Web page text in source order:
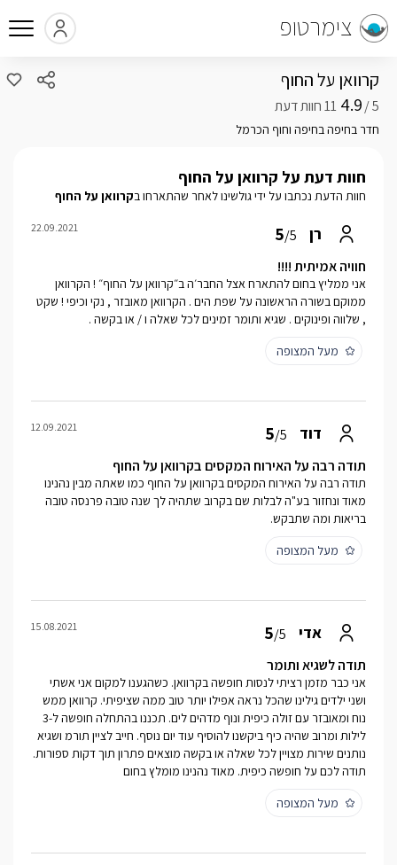
צימרטופ
קרוואן על החוף
5 /
4.9
חדר בחיפה בחיפה וחוף הכרמל
חוות דעת על קרוואן על החוף
חוות הדעת נכתבו על ידי גולשינו לאחר שהתארחו בקרוואן על החוף
רן 5/5
22.09.2021
חוויה אמיתית !!!!
אני ממליץ בחום להתארח אצל החבר׳ה ב״קרוואן על החוף״ ! הקרוואן
ממוקם בשורה הראשונה על שפת הים . הקרוואן מאובזר , נקי וכיפי ! שקט
, שלווה ופינוקים . שגיא ותומר זמינים לכל שאלה ו / או בקשה .
מעל המצופה
דוד 5/5
12.09.2021
תודה רבה על האירוח המקסים בקרוואן על החוף
תודה רבה על האירוח המקסים בקרוואן על החוף כמו שאתה מבין נהנינו
מאוד ונחזור בע"ה לבלות שם בקרוב שתהיה לך שנה טובה פרנסה טובה
בריאות ומה שתבקש.
מעל המצופה
אדי 5/5
15.08.2021
תודה לשגיא ותומר
אני כבר מזמן רציתי לנסות חופשה בקרוואן. כשהגענו למקום אני אשתי
ושני ילדים גילינו שהכל נראה אפילו יותר טוב ממה שציפיתי. קרוואן ממש
נוח ומאובזר עם זולה כיפית ונוף מדהים לים. תכננו בהתחלה חופשה ל-3
לילות ומרוב שהיה כיף ביקשנו להוסיף עוד יום נוסף. חייב לציין תורמ ושגיא
נותנים שירות מצויין לכל שאלה או בקשה מוצאים פתרון תוך דקות ספורות.
תודה לכם על חופשה כיפית. מאוד נהנינו מומלץ בחום
מעל המצופה